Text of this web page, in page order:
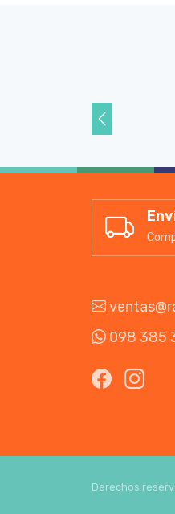
098 385
Derechos